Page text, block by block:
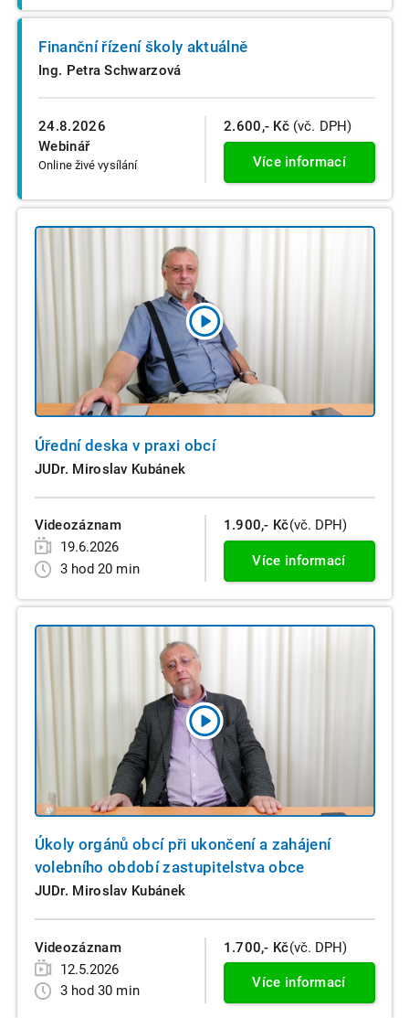
24.8.2026
Webinář
Online živé vysílání
Finanční řízení školy aktuálně
Ing. Petra Schwarzová
2.600,- Kč (vč. DPH)
Více informací
Úřední deska v praxi obcí
JUDr. Miroslav Kubánek
Videozáznam
19.6.2026
3 hod 20 min
1.900,- Kč(vč. DPH)
Více informací
Úkoly orgánů obcí při ukončení a zahájení
volebního období zastupitelstva obce
JUDr. Miroslav Kubánek
Videozáznam
12.5.2026
3 hod 30 min
1.700,- Kč(vč. DPH)
Více informací